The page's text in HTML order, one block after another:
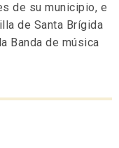
de su municipio, e
de Santa Brígida
Banda de música